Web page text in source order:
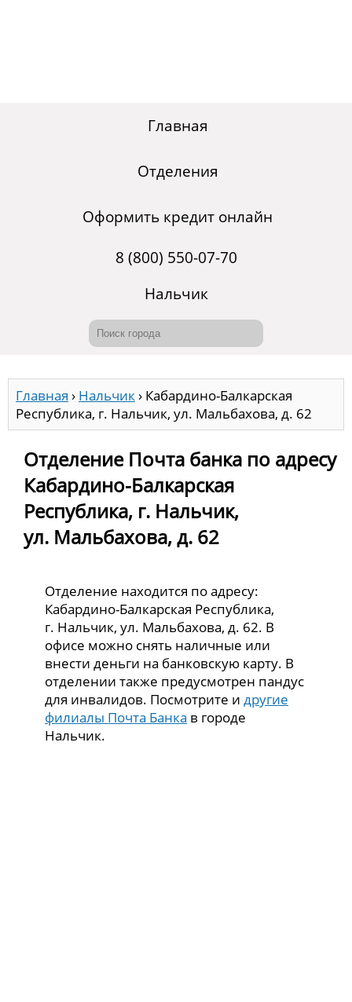
Главная
Отделения
Оформить кредит онлайн
8 (800) 550-07-70
Нальчик
Главная › Нальчик› Кабардино-Балкарская
Республика, г. Нальчик, ул. Мальбахова, д. 62
Отделение Почта банка по адресу
Кабардино-Балкарская
Республика, г. Нальчик,
ул. Мальбахова, д. 62
Отделение находится по адресу:
Кабардино-Балкарская Республика,
г. Нальчик, ул. Мальбахова, д. 62. В
офисе можно снять наличные или
внести деньги на банковскую карту. В
отделении также предусмотрен пандус
для инвалидов. Посмотрите идругие
филиалы Почта Банка в городе
Нальчик.